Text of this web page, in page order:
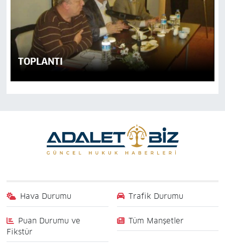
TOPLANTI
Hava Durumu Trafik Durumu
Puan Durumu ve
Fikstür
Tüm Manşetler